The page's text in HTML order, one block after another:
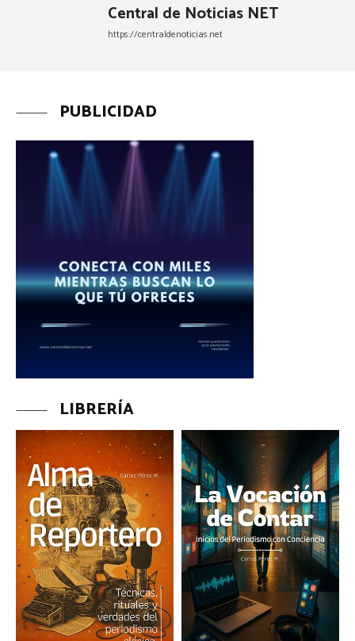
Central de Noticias NET
https://centraldenoticias.net
PUBLICIDAD
LIBRERÍA